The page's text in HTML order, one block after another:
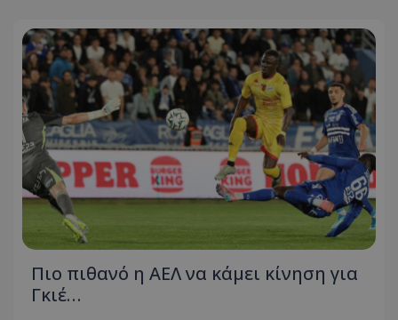
Πιο πιθανό η ΑΕΛ να κάμει κίνηση για
Γκιέ…